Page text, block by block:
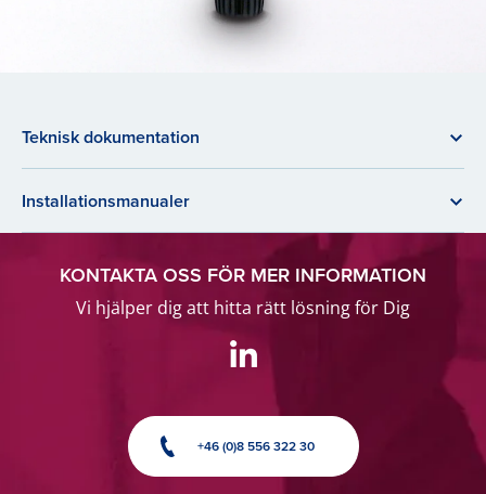
Teknisk dokumentation
Installationsmanualer
KONTAKTA OSS FÖR MER INFORMATION
Vi hjälper dig att hitta rätt lösning för Dig
+46 (0)8 556 322 30